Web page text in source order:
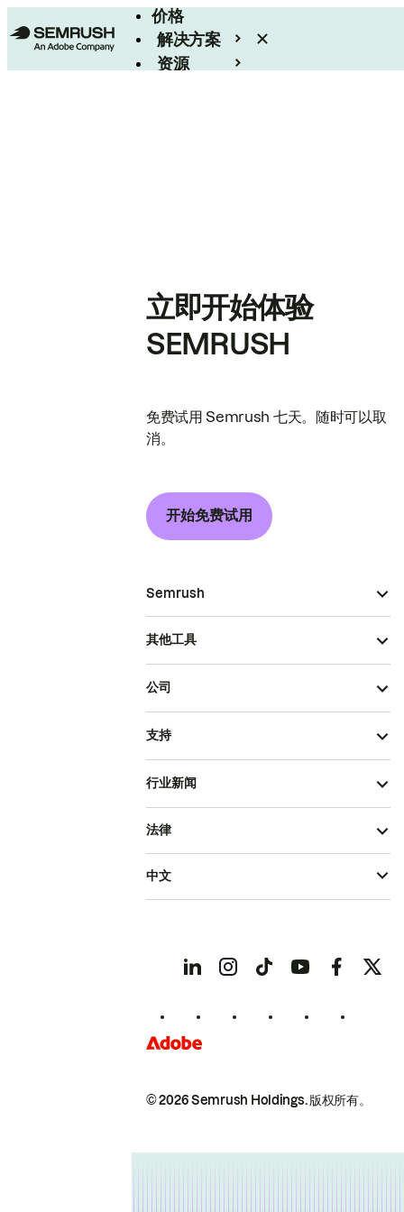
价格
解决方案
资源
立即开始体验
SEMRUSH
免费试用 Semrush 七天。随时可以取
消。
开始免费试用
Semrush
其他工具
公司
支持
行业新闻
© 2026 Semrush Holdings.版权所有。
法律
中文